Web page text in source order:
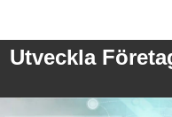
ANSTÄLLA PERSONAL
Utveckla